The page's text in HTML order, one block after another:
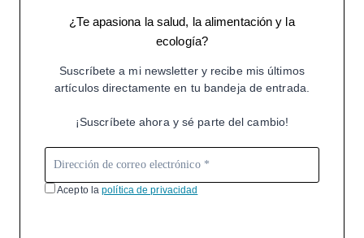
¿Te apasiona la salud, la alimentación y la
ecología?
Suscríbete a mi newsletter y recibe mis últimos
artículos directamente en tu bandeja de entrada.
¡Suscríbete ahora y sé parte del cambio!
Acepto lapolítica de privacidad